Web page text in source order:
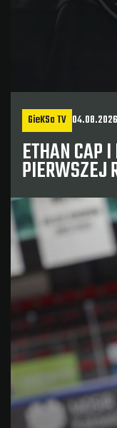
GieKSa TV
ETHAN CAP
PIERWSZEJ